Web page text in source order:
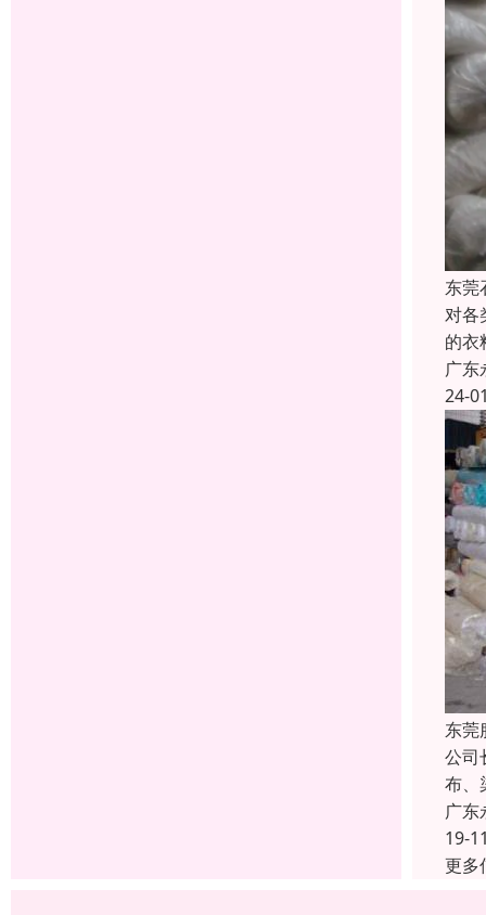
东莞
对各
的衣
广东
24-
东莞
公司
布、
广东
19-
更多